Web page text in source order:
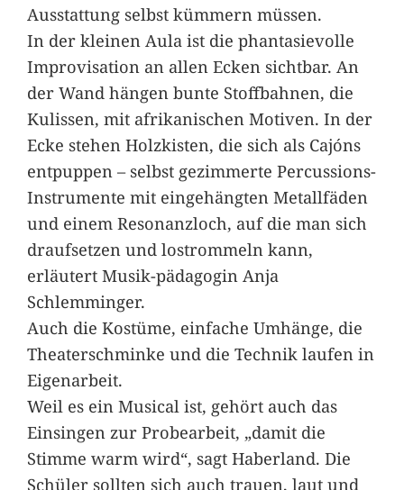
Ausstattung selbst kümmern müssen.
In der kleinen Aula ist die phantasievolle
Improvisation an allen Ecken sichtbar. An
der Wand hängen bunte Stoffbahnen, die
Kulissen, mit afrikanischen Motiven. In der
Ecke stehen Holzkisten, die sich als Cajóns
entpuppen – selbst gezimmerte Percussions-
Instrumente mit eingehängten Metallfäden
und einem Resonanzloch, auf die man sich
draufsetzen und lostrommeln kann,
erläutert Musik-pädagogin Anja
Schlemminger.
Auch die Kostüme, einfache Umhänge, die
Theaterschminke und die Technik laufen in
Eigenarbeit.
Weil es ein Musical ist, gehört auch das
Einsingen zur Probearbeit, „damit die
Stimme warm wird“, sagt Haberland. Die
Schüler sollten sich auch trauen, laut und